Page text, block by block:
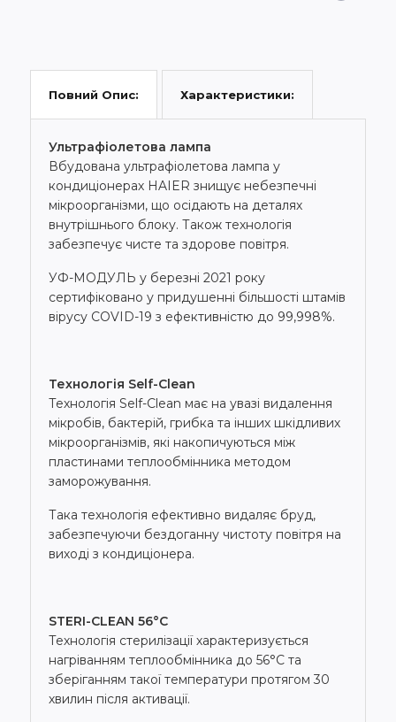
Повний Опис: Характеристики:
Ультрафіолетова лампа
Вбудована ультрафіолетова лампа у
кондиціонерах HAIER знищує небезпечні
мікроорганізми, що осідають на деталях
внутрішнього блоку. Також технологія
забезпечує чисте та здорове повітря.
УФ-МОДУЛЬ у березні 2021 року
сертифіковано у придушенні більшості штамів
вірусу COVID-19 з ефективністю до 99,998%.
Технологія Self-Clean
Технологія Self-Clean має на увазі видалення
мікробів, бактерій, грибка та інших шкідливих
мікроорганізмів, які накопичуються між
пластинами теплообмінника методом
заморожування.
Така технологія ефективно видаляє бруд,
забезпечуючи бездоганну чистоту повітря на
виході з кондиціонера.
STERI-CLEAN 56°C
Технологія стерилізації характеризується
нагріванням теплообмінника до 56°С та
зберіганням такої температури протягом 30
хвилин після активації.